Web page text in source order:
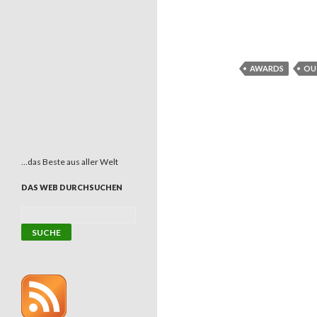
AWARDS
…das Beste aus aller Welt
DAS WEB DURCHSUCHEN